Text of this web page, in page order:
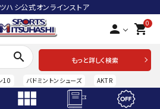
ハシ公式オンラインストア
person 0
shopping_cart
search
もっと詳しく検索
10 バドミントンシューズ AKTR